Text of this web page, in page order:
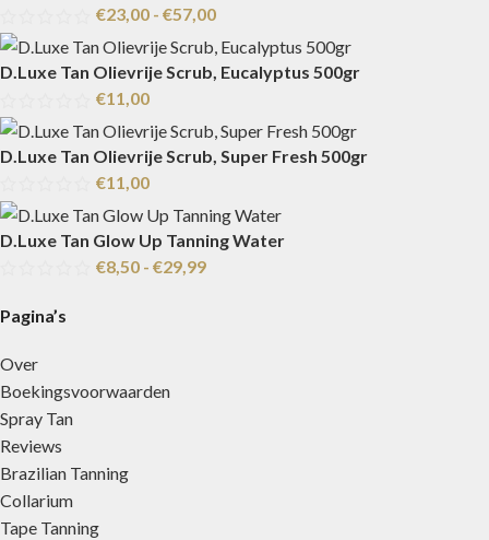
€23,00 - €57,00
D.Luxe Tan Olievrije Scrub, Eucalyptus 500gr
€11,00
D.Luxe Tan Olievrije Scrub, Super Fresh 500gr
€11,00
D.Luxe Tan Glow Up Tanning Water
€8,50 - €29,99
Pagina’s
Over
Boekingsvoorwaarden
Spray Tan
Reviews
Brazilian Tanning
Collarium
Tape Tanning